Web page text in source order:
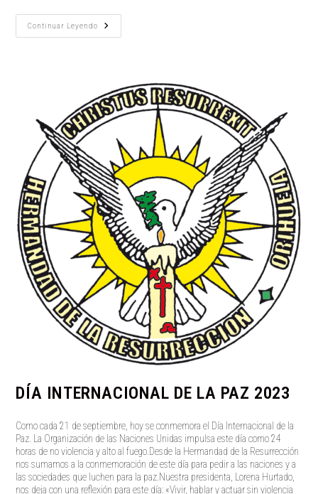
Continuar Leyendo
CERTIFICADO
APADRINA
LA
CATEDRAL
DE
ORIHUELA
DÍA INTERNACIONAL DE LA PAZ 2023
Como cada 21 de septiembre, hoy se conmemora el Día Internacional de la
Paz. La Organización de las Naciones Unidas impulsa este día como 24
horas de no violencia y alto al fuego.Desde la Hermandad de la Resurrección
nos sumamos a la conmemoración de este día para pedir a las naciones y a
las sociedades que luchen para la paz.Nuestra presidenta, Lorena Hurtado,
nos deja con una reflexión para este día: «Vivir, hablar y actuar sin violencia